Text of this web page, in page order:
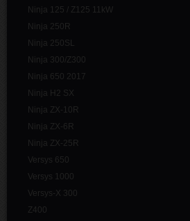
Ninja 125 / Z125 11kW
Ninja 250R
Ninja 250SL
Ninja 300/Z300
Ninja 650 2017
Ninja H2 SX
Ninja ZX-10R
Ninja ZX-6R
Ninja ZX-25R
Versys 650
Versys 1000
Versys-X 300
Z400